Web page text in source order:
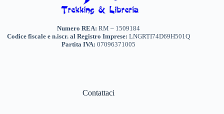
Numero REA:RM – 1509184
Codice fiscale e n.iscr. al Registro Imprese:LNGRTI74D69H501Q
Partita IVA: 07096371005
Contattaci